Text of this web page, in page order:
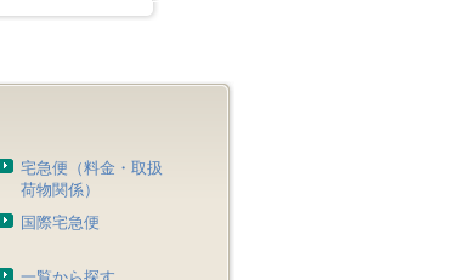
宅急便（料金・取扱
荷物関係）
国際宅急便